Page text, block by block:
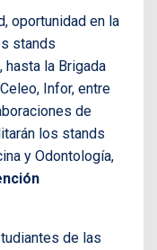
oportunidad en la
stands
la Brigada
Infor, entre
de
los stands
y Odontología,
de las